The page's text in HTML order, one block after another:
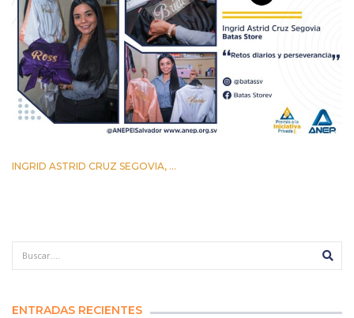
INGRID ASTRID CRUZ SEGOVIA, ...
ENTRADAS RECIENTES